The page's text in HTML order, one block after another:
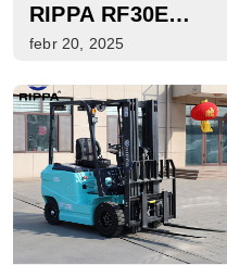
RIPPA RF30E
ELEKTROMOS
febr 20, 2025